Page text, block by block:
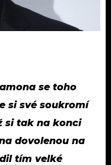
se toho
si své soukromí
si tak na konci
dovolenou na
tím velké